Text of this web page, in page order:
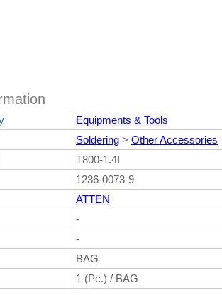
Equipments & Tools
Soldering > Other Accessories
T800-1.4I
1236-0073-9
ATTEN
-
-
BAG
1 (Pc.) / BAG